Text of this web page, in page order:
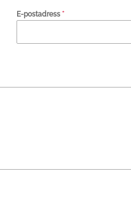
E-postadress *